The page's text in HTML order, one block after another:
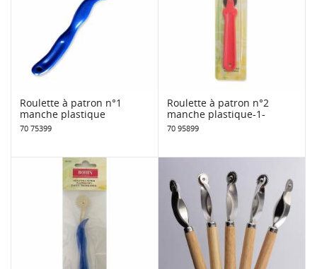
Roulette à patron n°1
manche plastique
70 75399
Roulette à patron n°2
manche plastique-1-
70 95899